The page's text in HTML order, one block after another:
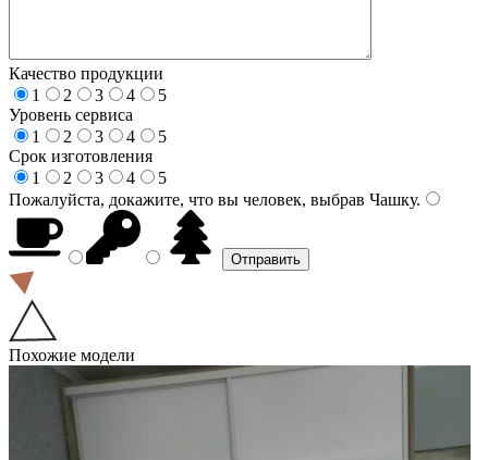
Качество продукции
1
2 3 4
5
Уровень сервиса
1
2 3 4
5
Срок изготовления
1
2 3 4
5
Пожалуйста, докажите, что вы человек, выбрав Чашку.
Похожие модели